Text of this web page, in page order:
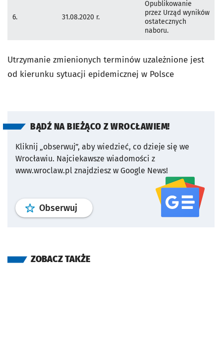
6. 31.08.2020 r.
Opublikowanie
przez Urząd wyników
ostatecznych
naboru.
Utrzymanie zmienionych terminów uzależnione jest
od kierunku sytuacji epidemicznej w Polsce
BĄDŹ NA BIEŻĄCO Z WROCŁAWIEM!
Kliknij „obserwuj”, aby wiedzieć, co dzieje się we
Wrocławiu. Najciekawsze wiadomości z
www.wroclaw.pl znajdziesz w Google News!
Obserwuj profil serwisu
ZOBACZ TAKŻE